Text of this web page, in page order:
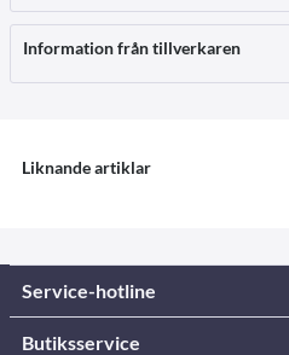
Information från tillverkaren
Liknande artiklar
Service-hotline
Butiksservice